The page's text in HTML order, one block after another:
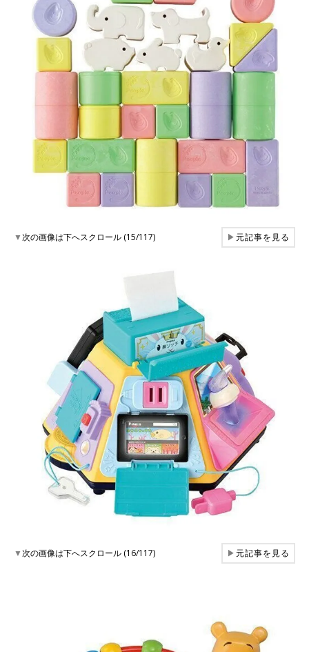
▼次の画像は下へスクロール (15/117) ▶元記事を見る
▼次の画像は下へスクロール (16/117) ▶元記事を見る